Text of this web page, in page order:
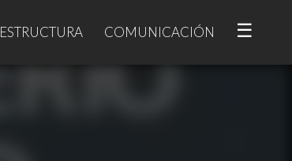
ESTRUCTURA COMUNICACIÓN ☰